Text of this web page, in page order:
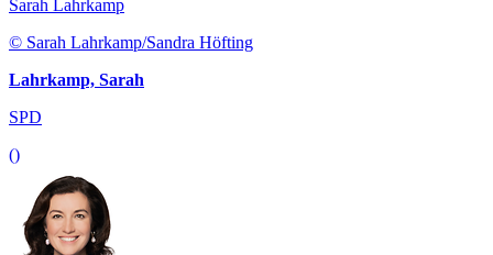
Sarah Lahrkamp
© Sarah Lahrkamp/Sandra Höfting
Lahrkamp, Sarah
SPD
()